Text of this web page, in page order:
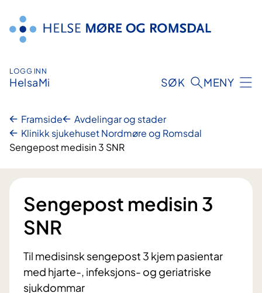
innhald
LOGG INN
HelsaMi SØK MENY
Framside
Avdelingar og stader
Klinikk sjukehuset Nordmøre og Romsdal
Sengepost medisin 3 SNR
Sengepost medisin 3
SNR
Til medisinsk sengepost 3 kjem pasientar
med hjarte-, infeksjons- og geriatriske
sjukdommar